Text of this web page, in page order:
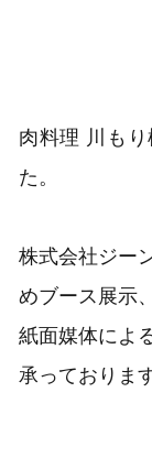
肉料理 川も
た。
株式会社ジー
めブース展示
紙面媒体によ
承っております